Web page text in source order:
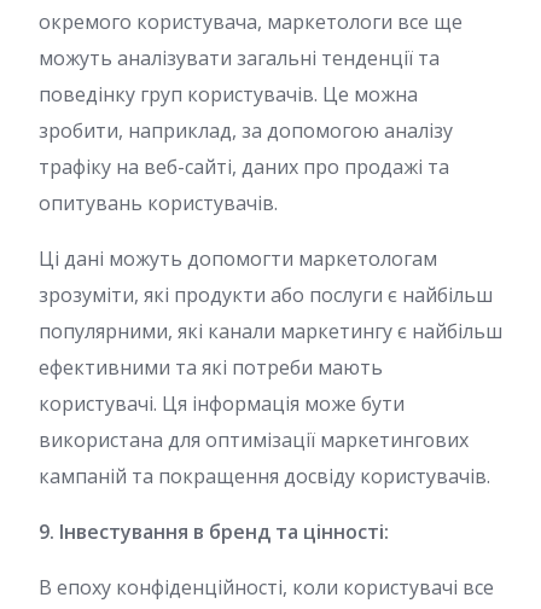
окремого користувача, маркетологи все ще
можуть аналізувати загальні тенденції та
поведінку груп користувачів. Це можна
зробити, наприклад, за допомогою аналізу
трафіку на веб-сайті, даних про продажі та
опитувань користувачів.
Ці дані можуть допомогти маркетологам
зрозуміти, які продукти або послуги є найбільш
популярними, які канали маркетингу є найбільш
ефективними та які потреби мають
користувачі. Ця інформація може бути
використана для оптимізації маркетингових
кампаній та покращення досвіду користувачів.
9. Інвестування в бренд та цінності:
В епоху конфіденційності, коли користувачі все